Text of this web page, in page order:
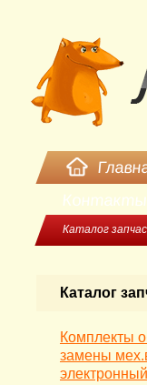
Контакты
Каталог
Каталог
Комплекты
замены
электронный